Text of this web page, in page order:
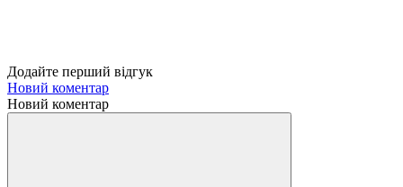
Додайте перший відгук
Новий коментар
Новий коментар